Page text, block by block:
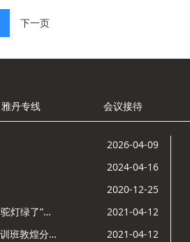
下一页
雅丹专线 会议接待
2026-04-09
2024-04-16
2020-12-25
鸣沙山月牙泉景区：首次使用驼形红绿灯，骆驼“看驼灯绿了”走起来
2021-04-12
酒泉市2021年文化旅游行业高质量发展研修提升培训班敦煌分训点开班
2021-04-12